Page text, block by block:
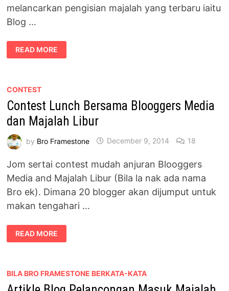
melancarkan pengisian majalah yang terbaru iaitu
Blog …
KOLUM
BLOGGER
–
MAJALAH
READ MORE
CONTEST
Contest Lunch Bersama Blooggers Media
dan Majalah Libur
by Bro Framestone December 9, 2014 18
Jom sertai contest mudah anjuran Blooggers
Media and Majalah Libur (Bila la nak ada nama
Bro ek). Dimana 20 blogger akan dijumput untuk
makan tengahari …
CONTEST
LUNCH
BERSAMA
MAJALAH
READ MORE
BILA BRO FRAMESTONE BERKATA-KATA